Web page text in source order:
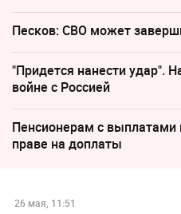
Песков: СВО может
"Придется нанести удар".
войне с Россией
Пенсионерам с
праве на доплаты
26 мая, 11:51